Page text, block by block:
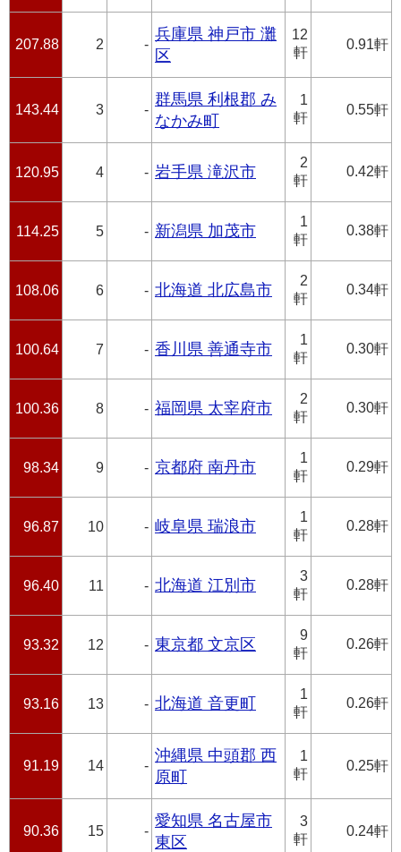
207.88 2 -
兵庫県 神戸市 灘
区
12
軒
0.91軒
143.44 3 -
群馬県 利根郡 み
なかみ町
1
軒
0.55軒
120.95 4 - 岩手県 滝沢市
2
軒
0.42軒
114.25 5 - 新潟県 加茂市
1
軒
0.38軒
108.06 6 - 北海道 北広島市
2
軒
0.34軒
100.64 7 - 香川県 善通寺市
1
軒
0.30軒
100.36 8 - 福岡県 太宰府市
2
軒
0.30軒
98.34 9 - 京都府 南丹市
1
軒
0.29軒
96.87 10 - 岐阜県 瑞浪市
1
軒
0.28軒
96.40 11 - 北海道 江別市
3
軒
0.28軒
93.32 12 - 東京都 文京区
9
軒
0.26軒
93.16 13 - 北海道 音更町
1
軒
0.26軒
91.19 14 -
沖縄県 中頭郡 西
原町
1
軒
0.25軒
90.36 15 -
愛知県 名古屋市
東区
3
軒
0.24軒